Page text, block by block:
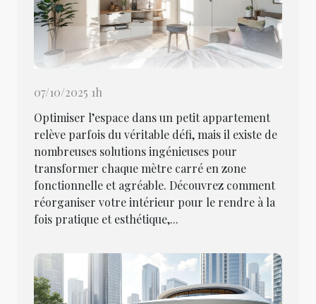
07/10/2025 1h
Optimiser l’espace dans un petit appartement
relève parfois du véritable défi, mais il existe de
nombreuses solutions ingénieuses pour
transformer chaque mètre carré en zone
fonctionnelle et agréable. Découvrez comment
réorganiser votre intérieur pour le rendre à la
fois pratique et esthétique,...